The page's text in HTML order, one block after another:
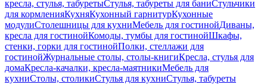
кресла, стулья, табуретыСтулья, табуреты для баниСтульчики
для кормленияКухняКухонный гарнитурКухонные
модулиСтолешницы для кухниМебель для гостинойДиваны,
кресла для гостинойКомоды, тумбы для гостинойШкафы,
стенки, горки для гостинойПолки, стеллажи для
гостинойЖурнальные столы, столы-книгиКресла, стулья для
домаКресла-качалки, кресла-маятникиМебель для
кухниСтолы, столикиСтулья для кухниСтулья, табуреты